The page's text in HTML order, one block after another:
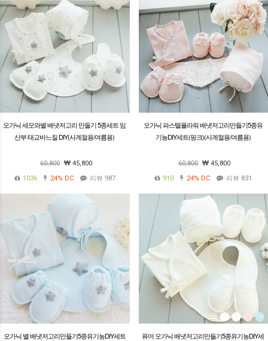
오가닉 세모와별 배냇저고리 만들기 5종세트 임
산부 태교바느질 DIY(사계절용/여름용)
60,800
45,800
1036
24% DC 리뷰 987
오가닉 파스텔플라워 배냇저고리만들기5종유
기농DIY세트(핑크)(사계절용/여름용)
60,800
45,800
910
24% DC 리뷰 831
오가닉 별 배냇저고리만들기5종유기농DIY세트
퓨어 오가닉 배냇저고리만들기5종유기농DIY세